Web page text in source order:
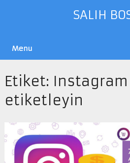
SALIH
Menu
Etiket:
etiketleyin